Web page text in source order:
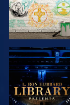
ESPLORA LE
SERIE